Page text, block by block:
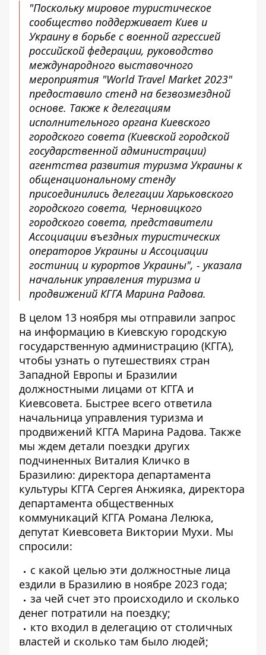
"Поскольку мировое туристическое
сообщество поддерживает Киев и
Украину в борьбе с военной агрессией
российской федерации, руководство
международного выставочного
мероприятия "World Travel Market 2023"
предоставило стенд на безвозмездной
основе. Также к делегациям
исполнительного органа Киевского
городского совета (Киевской городской
государственной администрации)
агентства развития туризма Украины к
общенациональному стенду
присоединились делегации Харьковского
городского совета, Черновицкого
городского совета, представители
Ассоциации въездных туристических
операторов Украины и Ассоциации
гостиниц и курортов Украины", - указала
начальник управления туризма и
продвижений КГГА Марина Радова.
В целом 13 ноября мы отправили запрос
на информацию в Киевскую городскую
государственную администрацию (КГГА),
чтобы узнать о путешествиях стран
Западной Европы и Бразилии
должностными лицами от КГГА и
Киевсовета. Быстрее всего ответила
начальница управления туризма и
продвижений КГГА Марина Радова. Также
мы ждем детали поездки других
подчиненных Виталия Кличко в
Бразилию: директора департамента
культуры КГГА Сергея Анжияка, директора
департамента общественных
коммуникаций КГГА Романа Лелюка,
депутат Киевсовета Виктории Мухи. Мы
спросили:
с какой целью эти должностные лица
ездили в Бразилию в ноябре 2023 года;
за чей счет это происходило и сколько
денег потратили на поездку;
кто входил в делегацию от столичных
властей и сколько там было людей;